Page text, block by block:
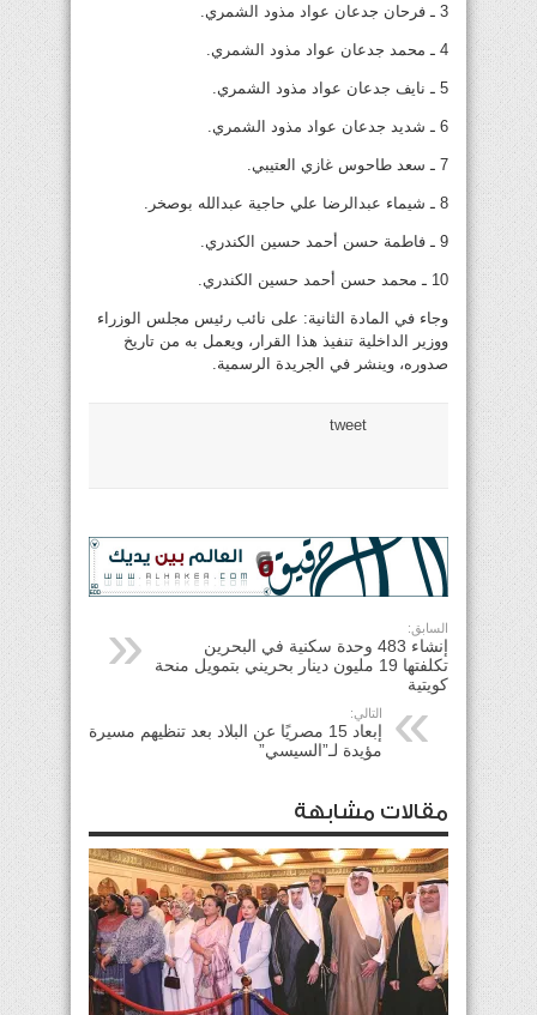
3 ـ فرحان جدعان عواد مذود الشمري.
4 ـ محمد جدعان عواد مذود الشمري.
5 ـ نايف جدعان عواد مذود الشمري.
6 ـ شديد جدعان عواد مذود الشمري.
7 ـ سعد طاحوس غازي العتيبي.
8 ـ شيماء عبدالرضا علي حاجية عبدالله بوصخر.
9 ـ فاطمة حسن أحمد حسين الكندري.
10 ـ محمد حسن أحمد حسين الكندري.
وجاء في المادة الثانية: على نائب رئيس مجلس الوزراء
ووزير الداخلية تنفيذ هذا القرار، ويعمل به من تاريخ
صدوره، وينشر في الجريدة الرسمية.
tweet
السابق:
إنشاء 483 وحدة سكنية في البحرين
تكلفتها 19 مليون دينار بحريني بتمويل منحة
كويتية
التالي:
إبعاد 15 مصريًا عن البلاد بعد تنظيهم مسيرة
مؤيدة لـ”السيسي”
مقالات مشابهة